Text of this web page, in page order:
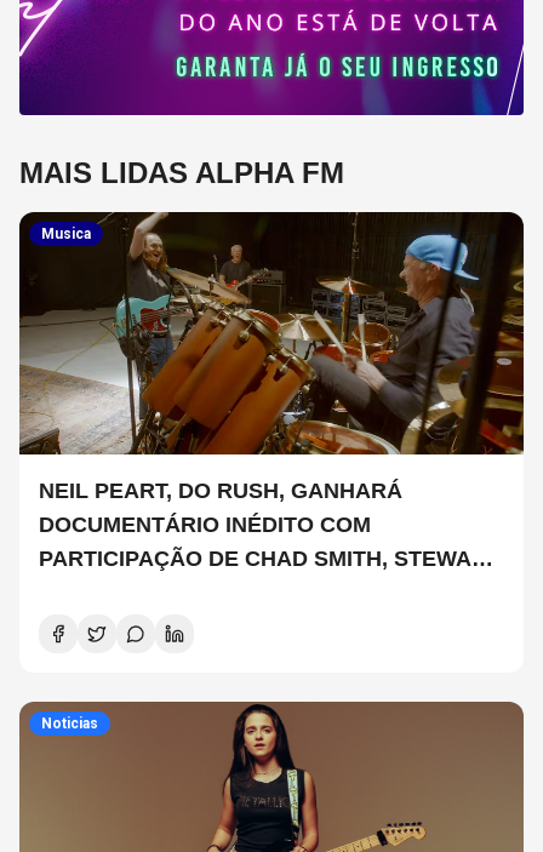
MAIS LIDAS ALPHA FM
Musica
NEIL PEART, DO RUSH, GANHARÁ
DOCUMENTÁRIO INÉDITO COM
PARTICIPAÇÃO DE CHAD SMITH, STEWART
Noticias